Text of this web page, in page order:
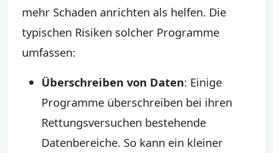
mehr Schaden anrichten als helfen. Die
typischen Risiken solcher Programme
umfassen:
Überschreiben von Daten: Einige
Programme überschreiben bei ihren
Rettungsversuchen bestehende
Datenbereiche. So kann ein kleiner